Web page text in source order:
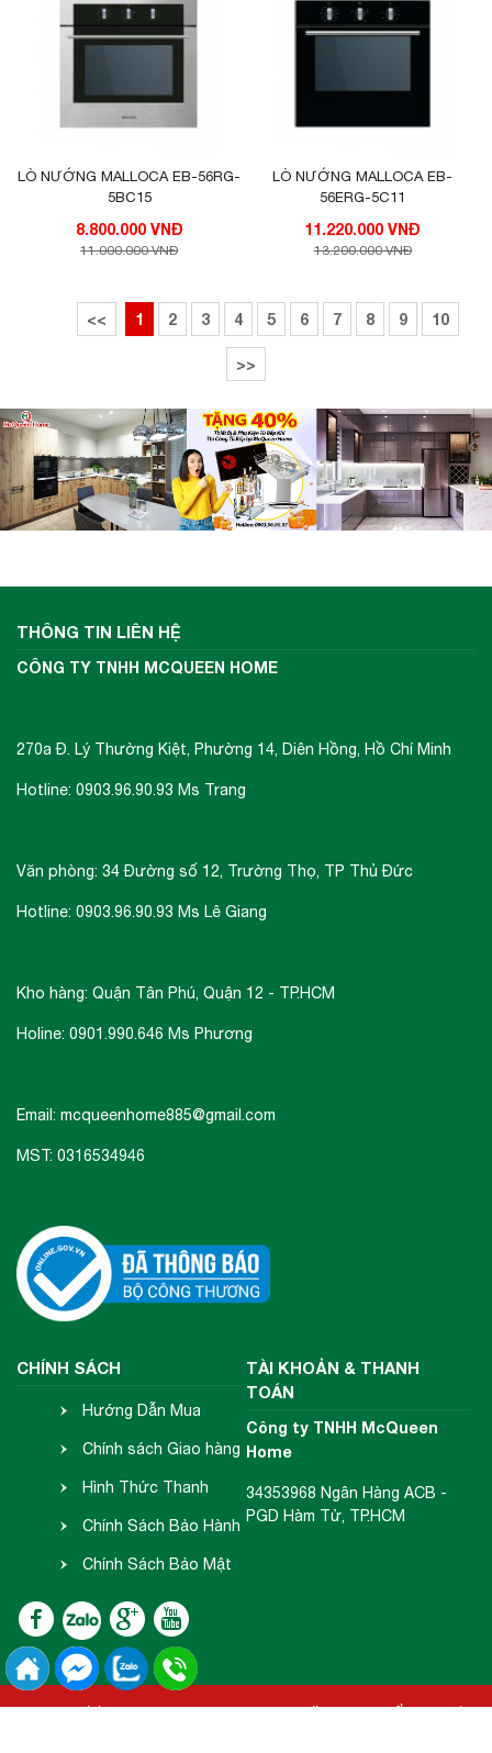
LÒ NƯỚNG MALLOCA EB-56RG-
5BC15
8.800.000 VNĐ
11.000.000 VNĐ
LÒ NƯỚNG MALLOCA EB-
56ERG-5C11
11.220.000 VNĐ
13.200.000 VNĐ
<< 1 2 3 4 5 6 7 8 9 10
>>
THÔNG TIN LIÊN HỆ
CÔNG TY TNHH MCQUEEN HOME
270a Đ. Lý Thường Kiệt, Phường 14, Diên Hồng, Hồ Chí Minh
Hotline: 0903.96.90.93 Ms Trang
Văn phòng: 34 Đường số 12, Trường Thọ, TP Thủ Đức
Hotline: 0903.96.90.93 Ms Lê Giang
Kho hàng: Quận Tân Phú, Quận 12 - TP.HCM
Holine: 0901.990.646 Ms Phương
Email: mcqueenhome885@gmail.com
MST: 0316534946
CHÍNH SÁCH
Hướng Dẫn Mua
Hàng
Chính sách Giao hàng
- Nhận hàng
Hình Thức Thanh
Toán
Chính Sách Bảo Hành
- Đổi Trả
Chính Sách Bảo Mật
Thông Tin
TÀI KHOẢN & THANH
TOÁN
Công ty TNHH McQueen
Home
34353968 Ngân Hàng ACB -
PGD Hàm Tử, TP.HCM
2018 Copyright © McQueen Home. Đang online:113| Tổng truy cập: